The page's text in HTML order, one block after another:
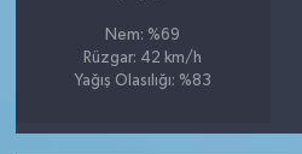
Nem: %69
Rüzgar: 42 km/h
Yağış Olasılığı: %83